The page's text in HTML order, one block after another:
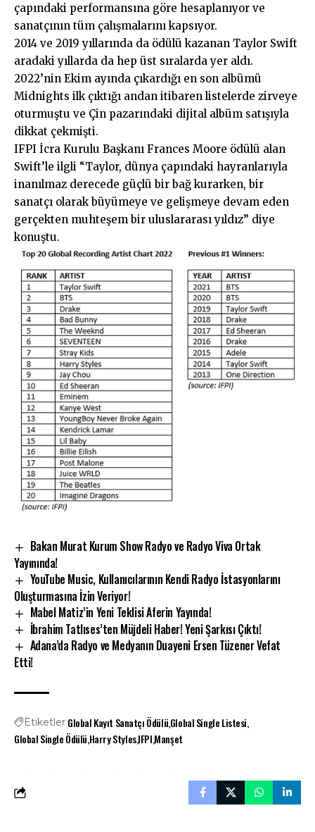
çapındaki performansına göre hesaplanıyor ve
sanatçının tüm çalışmalarını kapsıyor.
2014 ve 2019 yıllarında da ödülü kazanan Taylor Swift
aradaki yıllarda da hep üst sıralarda yer aldı.
2022’nin Ekim ayında çıkardığı en son albümü
Midnights ilk çıktığı andan itibaren listelerde zirveye
oturmuştu ve Çin pazarındaki dijital albüm satışıyla
dikkat çekmişti.
IFPI İcra Kurulu Başkanı Frances Moore ödülü alan
Swift’le ilgli “Taylor, dünya çapındaki hayranlarıyla
inanılmaz derecede güçlü bir bağ kurarken, bir
sanatçı olarak büyümeye ve gelişmeye devam eden
gerçekten muhteşem bir uluslararası yıldız” diye
konuştu.
Bakan Murat Kurum Show Radyo ve Radyo Viva Ortak
Yayınında!
YouTube Music, Kullanıcılarının Kendi Radyo İstasyonlarını
Oluşturmasına İzin Veriyor!
Mabel Matiz’in Yeni Teklisi Aferin Yayında!
İbrahim Tatlıses’ten Müjdeli Haber! Yeni Şarkısı Çıktı!
Adana’da Radyo ve Medyanın Duayeni Ersen Tüzener Vefat
Etti!
Etiketler Global Kayıt Sanatçı ÖdülüGlobal Single Listesi
Global Single ÖdülüHarry StylesIFPIManşet